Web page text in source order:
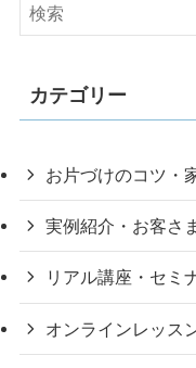
カテゴリー
お片づけのコツ・
実例紹介・お客さ
リアル講座・セミ
オンラインレッス